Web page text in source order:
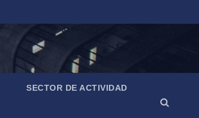
SECTOR DE ACTIVIDAD